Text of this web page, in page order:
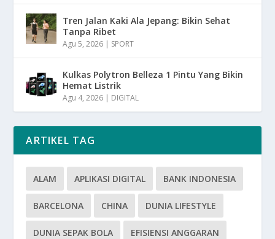
Tren Jalan Kaki Ala Jepang: Bikin Sehat
Tanpa Ribet
Agu 5, 2026 | SPORT
Kulkas Polytron Belleza 1 Pintu Yang Bikin
Hemat Listrik
Agu 4, 2026 | DIGITAL
ARTIKEL TAG
ALAM APLIKASI DIGITAL BANK INDONESIA
BARCELONA CHINA DUNIA LIFESTYLE
DUNIA SEPAK BOLA EFISIENSI ANGGARAN